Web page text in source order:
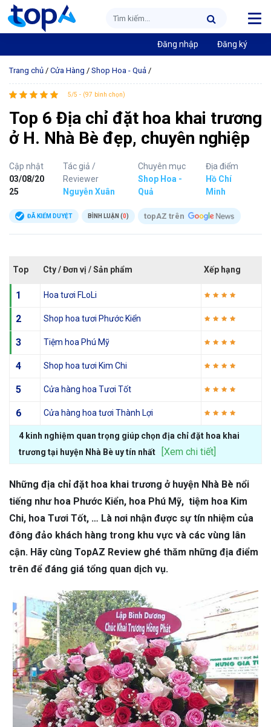
Đăng nhập Đăng ký
Trang chủ / Cửa Hàng / Shop Hoa - Quả /
5/5 - (97 bình chọn)
Top 6 Địa chỉ đặt hoa khai trương
ở H. Nhà Bè đẹp, chuyên nghiệp
Cập nhật
03/08/20
25
Tác giả /
Reviewer
Nguyễn Xuân
Chuyên mục
Shop Hoa -
Quả
Địa điểm
Hồ Chí
Minh
ĐÃ KIỂM DUYỆT BÌNH LUẬN (0) topAZ trên
Top Cty / Đơn vị / Sản phẩm Xếp hạng
1 Hoa tươi FLoLi
2 Shop hoa tươi Phước Kiển
3 Tiệm hoa Phú Mỹ
4 Shop hoa tươi Kim Chi
5 Cửa hàng hoa Tươi Tốt
6 Cửa hàng hoa tươi Thành Lợi
4 kinh nghiệm quan trọng giúp chọn địa chỉ đặt hoa khai
trương tại huyện Nhà Bè uy tín nhất
[Xem chi tiết]
Những địa chỉ đặt hoa khai trương ở huyện Nhà Bè nổi
tiếng như hoa Phước Kiển, hoa Phú Mỹ, tiệm hoa Kim
Chi, hoa Tươi Tốt, … Là nơi nhận được sự tín nhiệm của
đông đảo khách hàng trong khu vực và các vùng lân
cận. Hãy cùng TopAZ Review ghé thăm những địa điểm
trên để đáng giá tổng quan dịch vụ.